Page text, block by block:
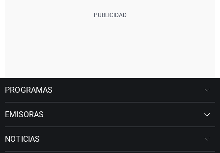
PROGRAMAS
EMISORAS
NOTICIAS